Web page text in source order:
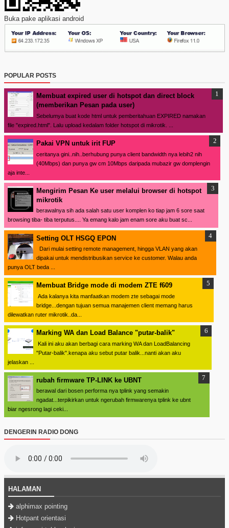
Buka pake aplikasi android
POPULAR POSTS
Membuat expired user di hotspot dan direct block
(memberikan Pesan pada user)
Sebelumya buat kode html untuk pemberitahuan EXPIRED namakan
file "expired.html". Lalu upload kedalam folder hotspot di mikrotik. ...
Pakai VPN untuk irit FUP
ceritanya gini..nih..berhubung punya client bandwidth nya lebih2 nih
(40Mbps) dan punya gw cm 10Mbps daripada mubazir gw domplengin
aja inte...
Mengirim Pesan Ke user melalui browser di hotspot
mikrotik
berawalnya sih ada salah satu user komplen ko tiap jam 6 sore saat
browsing tiba- tiba terputus.... Ya emang kalo jam enam sore aku buat sc...
Setting OLT HSGQ EPON
Dari mulai setting remote management, hingga VLAN yang akan
dipakai untuk mendistribusikan service ke customer. Walau anda
punya OLT beda ...
Membuat Bridge mode di modem ZTE f609
Ada kalanya kita manfaatkan modem zte sebagai mode
bridge...dengan tujuan semua manajemen client memang harus
dilewatkan ruter mikrotik..da...
Marking WA dan Load Balance "putar-balik"
Kali ini aku akan berbagi cara marking WA dan LoadBalancing
"Putar-balik".kenapa aku sebut putar balik...nanti akan aku
jelaskan ...
rubah firmware TP-LINK ke UBNT
berawal dari bosen performa nya tplink yang semakin
ngadat...terpikirkan untuk ngerubah firmwarenya tplink ke ubnt
biar ngesrong lagi ceki...
DENGERIN RADIO DONG
HALAMAN
alphimax pointing
Hotpant orientasi